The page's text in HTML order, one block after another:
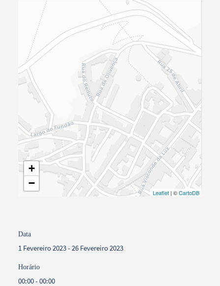
+
−
Leaflet| ©CartoDB
Data
1 Fevereiro 2023 - 26 Fevereiro 2023
Horário
00:00 - 00:00